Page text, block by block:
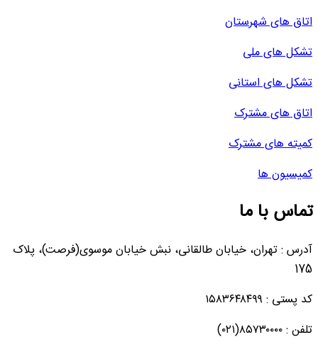
اتاق های شهرستان
تشکل های ملی
تشکل های استانی
اتاق های مشترک
کمیته های مشترک
کمیسیون ها
تماس با ما
آدرس : تهران، خیابان طالقانی، نبش خیابان موسوی(فرصت)، پلاک
175
کد پستی : ۱۵۸۳۶۴۸۴۹۹
تلفن : ۸۵۷۳۰۰۰۰(۰۲۱)